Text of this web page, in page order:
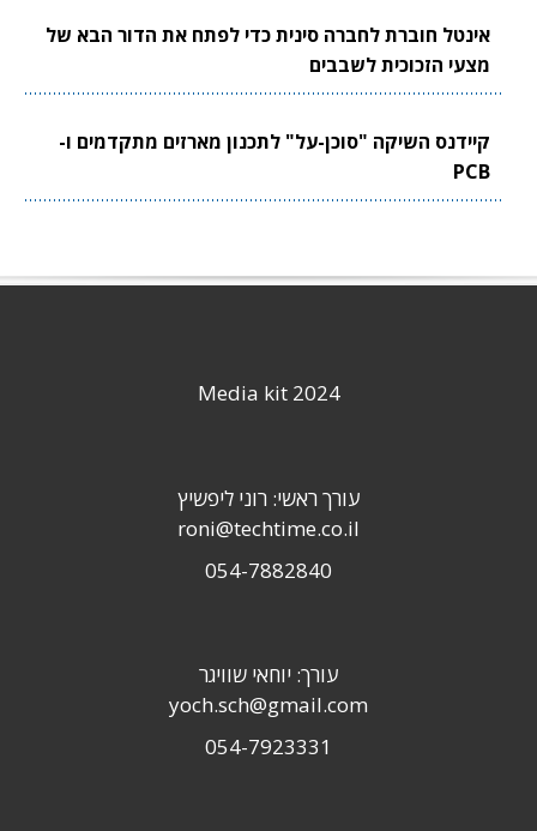
אינטל חוברת לחברה סינית כדי לפתח את הדור הבא של
מצעי הזכוכית לשבבים
קיידנס השיקה "סוכן-על" לתכנון מארזים מתקדמים ו-
PCB
Media kit 2024
עורך ראשי: רוני ליפשיץ
roni@techtime.co.il
054-7882840
עורך: יוחאי שוויגר
yoch.sch@gmail.com
054-7923331